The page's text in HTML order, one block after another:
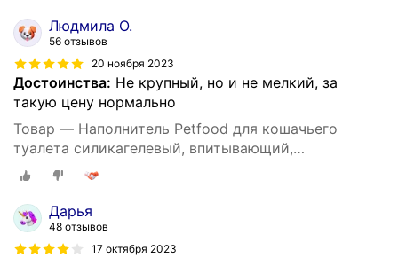
Людмила О.
56 отзывов
20 ноября 2023
Достоинства: Не крупный, но и не мелкий, за
такую цену нормально
Товар — Наполнитель Petfood для кошачьего
туалета силикагелевый, впитывающий,
кристаллический, зеленые гранулы, 20 кг, 50 л.
Дарья
48 отзывов
17 октября 2023